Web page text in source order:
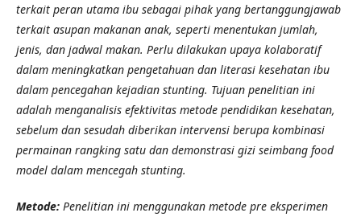
terkait peran utama ibu sebagai pihak yang bertanggungjawab
terkait asupan makanan anak, seperti menentukan jumlah,
jenis, dan jadwal makan. Perlu dilakukan upaya kolaboratif
dalam meningkatkan pengetahuan dan literasi kesehatan ibu
dalam pencegahan kejadian stunting. Tujuan penelitian ini
adalah menganalisis efektivitas metode pendidikan kesehatan,
sebelum dan sesudah diberikan intervensi berupa kombinasi
permainan rangking satu dan demonstrasi gizi seimbang food
model dalam mencegah stunting.
Metode: Penelitian ini menggunakan metode pre eksperimen